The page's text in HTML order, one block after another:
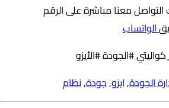
معنا مباشرة على الرقم
الواتساب
#الجودة #الأيزو
الجودة,ايزو,جودة,نظام